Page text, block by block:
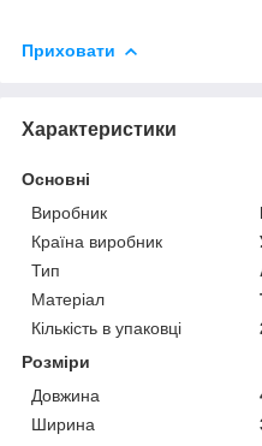
Приховати
Характеристики
Основні
Виробник
Країна виробник
Тип
Матеріал
Кількість в упаковці
Розміри
Довжина
Ширина